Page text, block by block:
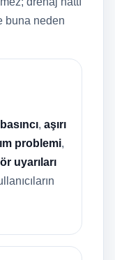
buna neden
, aşırı
problemi,
uyarıları